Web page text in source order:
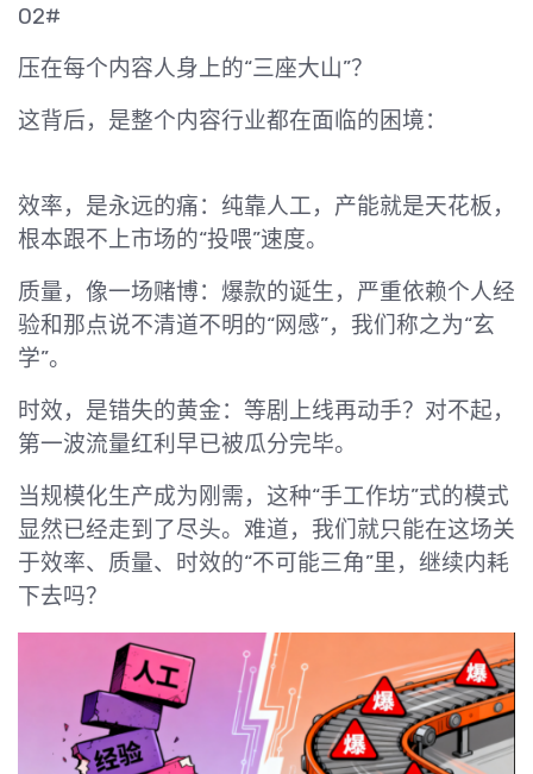
02#
压在每个内容人身上的“三座大山”？
这背后，是整个内容行业都在面临的困境：
效率，是永远的痛：纯靠人工，产能就是天花板，
根本跟不上市场的“投喂”速度。
质量，像一场赌博：爆款的诞生，严重依赖个人经
验和那点说不清道不明的“网感”，我们称之为“玄
学”。
时效，是错失的黄金：等剧上线再动手？对不起，
第一波流量红利早已被瓜分完毕。
当规模化生产成为刚需，这种“手工作坊”式的模式
显然已经走到了尽头。难道，我们就只能在这场关
于效率、质量、时效的“不可能三角”里，继续内耗
下去吗？